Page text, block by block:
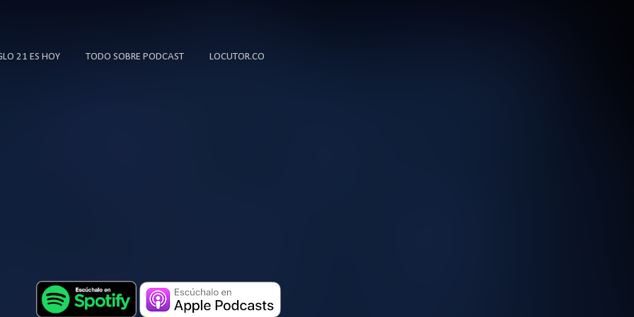
21 ES HOY TODO SOBRE PODCAST LOCUTOR.CO